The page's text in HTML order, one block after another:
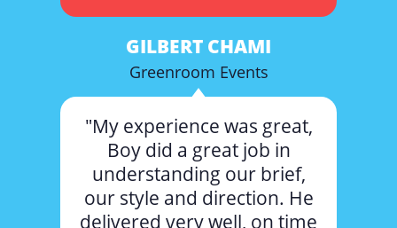
"My experience was great,
Boy did a great job in
understanding our brief,
our style and direction. He
delivered very well, on time
GILBERT CHAMI
Greenroom Events